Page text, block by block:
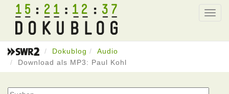
15 21 12 37
Dokublog
Audio
Download als MP3: Paul Kohl